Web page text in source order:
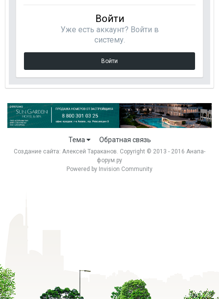
Войти
Уже есть аккаунт? Войти в
систему.
Войти
Тема Обратная связь
Создание сайта: Алексей Тараканов. Copyright © 2013 - 2016 Анапа-
форум.ру
Powered by Invision Community